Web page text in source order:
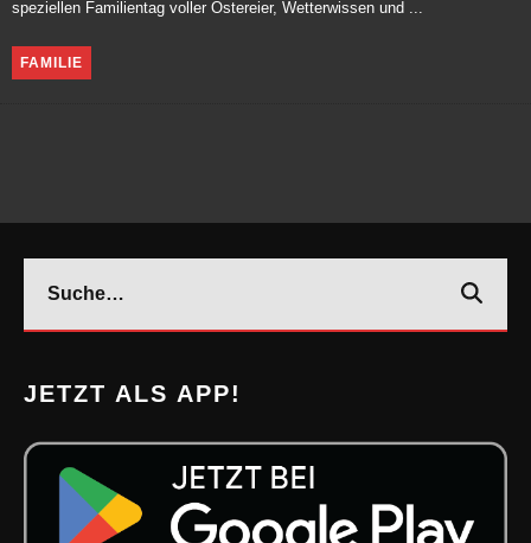
speziellen Familientag voller Ostereier, Wetterwissen und ...
FAMILIE
JETZT ALS APP!